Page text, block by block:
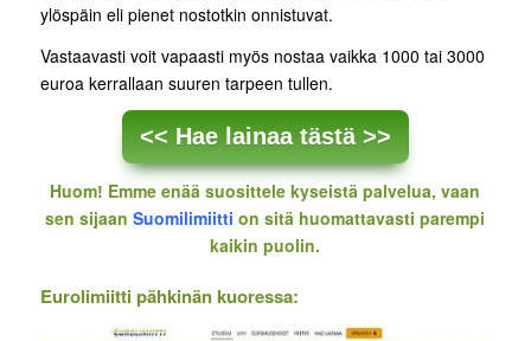
ylöspäin eli pienet nostotkin onnistuvat.
Vastaavasti voit vapaasti myös nostaa vaikka 1000 tai 3000
euroa kerrallaan suuren tarpeen tullen.
<< Hae lainaa tästä >>
Huom! Emme enää suosittele kyseistä palvelua, vaan
sen sijaanSuomilimiitti on sitä huomattavasti parempi
kaikin puolin.
Eurolimiitti pähkinän kuoressa: